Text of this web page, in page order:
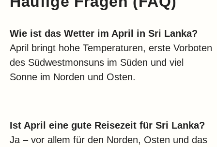
Wie ist das Wetter im April in Sri Lanka?
April bringt hohe Temperaturen, erste Vorboten
des Südwestmonsuns im Süden und viel
Sonne im Norden und Osten.
Ist April eine gute Reisezeit für Sri Lanka?
Ja – vor allem für den Norden, Osten und das